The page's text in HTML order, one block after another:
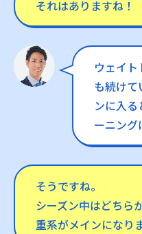
それはありますね！
ウェイ
も続けて
ンに入
ーニング
そうですね。
シーズン中はどちら
重系がメインになりま